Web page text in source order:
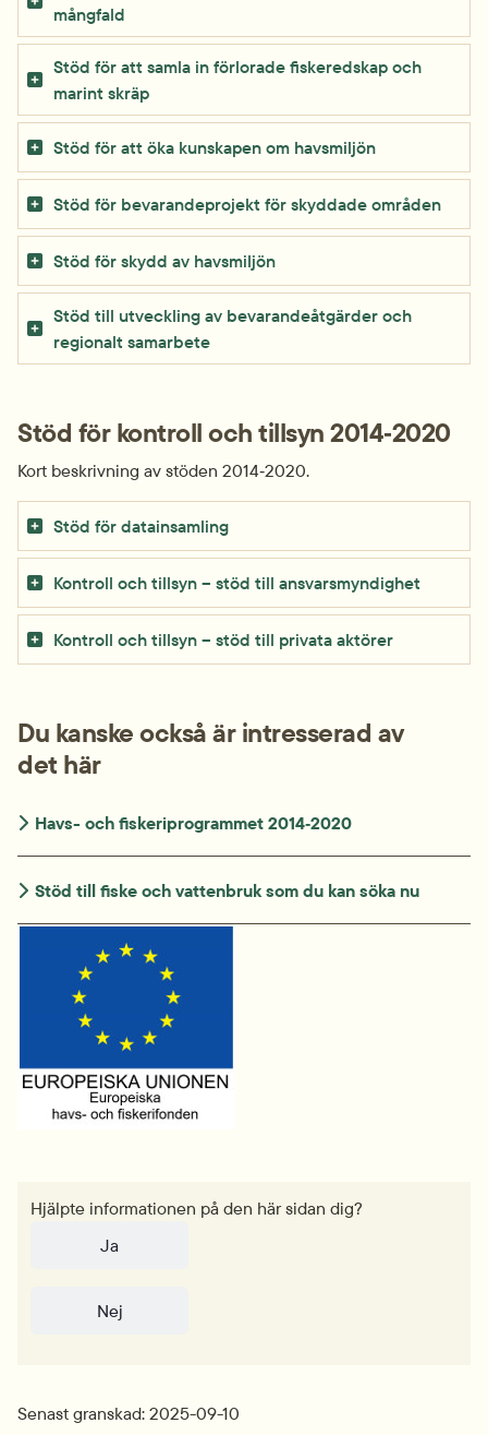
mångfald
Stöd för att samla in förlorade fiske­redskap och
marint skräp
Stöd för att öka kunskapen om havsmiljön
Stöd för bevarande­projekt för skyddade områden
Stöd för skydd av havsmiljön
Stöd till utveckling av bevarande­åtgärder och
regionalt samarbete
Stöd för kontroll och tillsyn 2014‑2020
Kort beskrivning av stöden 2014‑2020.
Stöd för data­insamling
Kontroll och tillsyn – stöd till ansvars­myndighet
Kontroll och tillsyn – stöd till privata aktörer
Du kanske också är intresserad av
det här
Havs- och fiskeri­programmet 2014‑2020
Stöd till fiske och vattenbruk som du kan söka nu
Hjälpte informationen på den här sidan dig?
Ja
Nej
Senast granskad: 2025-09-10